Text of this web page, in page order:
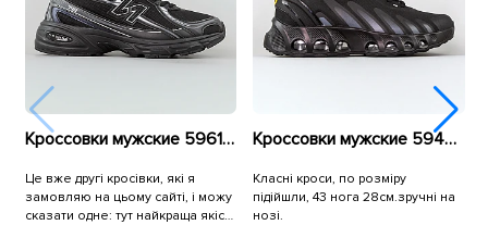
Кроссовки мужские 596129 Черные
Це вже другі кросівки, які я
замовляю на цьому сайті, і можу
сказати одне: тут найкраща якість
Кроссовки мужские 594878 Черные
Класні кроси, по розміру
підійшли, 43 нога 28см.зручні на
нозі.